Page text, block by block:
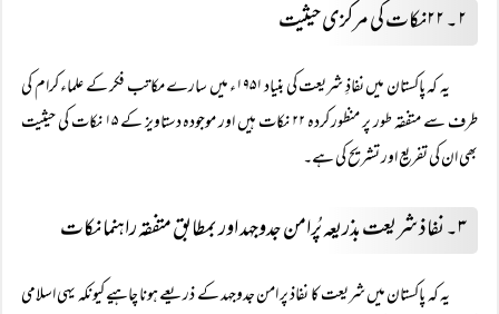
۲۔ ۲۲نکات کی مرکزی حیثیت
یہ کہ پاکستان میں نفاذِ شریعت کی بنیاد ۱۹۵۱ء میں سارے مکاتب فکر کے علماء کرام کی
طرف سے متفقہ طور پر منظور کردہ ۲۲ نکات ہیں اور موجودہ دستاویز کے ۱۵ نکات کی حیثیت
بھی ان کی تفریع اور تشریح کی ہے۔
۳۔ نفاذ شریعت بذریعہ پُرامن جدوجہد اور بمطابق متفقہ راہنما نکات
یہ کہ پاکستان میں شریعت کا نفاذ پر امن جدوجہد کے ذریعے ہونا چاہیے کیونکہ یہی اسلامی